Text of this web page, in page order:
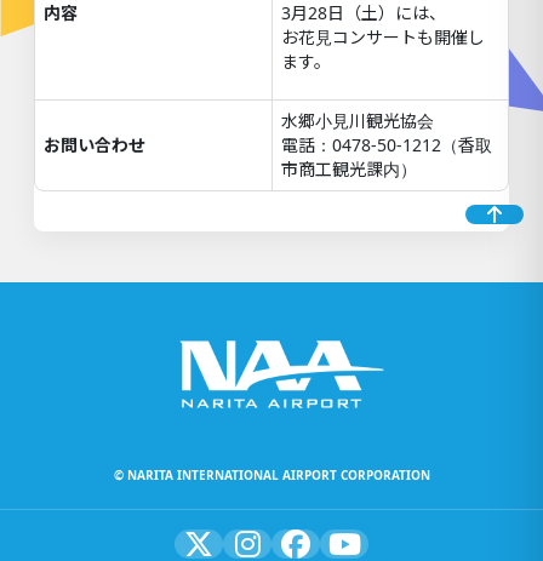
内容
3月28日（土）には、
お花見コンサートも開催し
ます。
お問い合わせ
水郷小見川観光協会
電話：0478-50-1212（香取
市商工観光課内）
© NARITA INTERNATIONAL AIRPORT CORPORATION